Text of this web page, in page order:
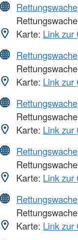
Rettungswache
Karte: Link zur
Rettungswache
Karte: Link zur
Rettungswache
Karte: Link zur
Rettungswache
Karte: Link zur
Rettungswache
Karte: Link zur